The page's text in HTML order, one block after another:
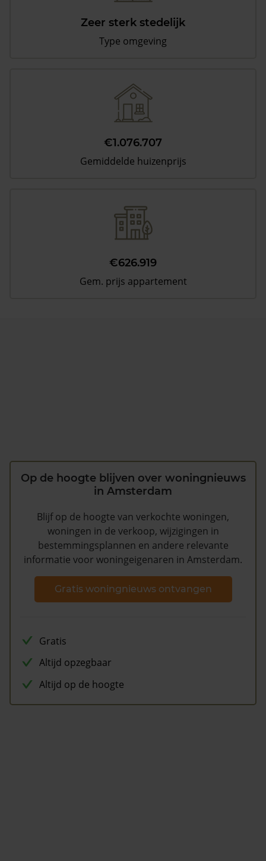
Zeer sterk stedelijk
Type omgeving
€1.076.707
Gemiddelde huizenprijs
€626.919
Gem. prijs appartement
Op de hoogte blijven over woningnieuws
in Amsterdam
Blijf op de hoogte van verkochte woningen,
woningen in de verkoop, wijzigingen in
bestemmingsplannen en andere relevante
informatie voor woningeigenaren in Amsterdam.
Gratis woningnieuws ontvangen
Gratis
Altijd opzegbaar
Altijd op de hoogte